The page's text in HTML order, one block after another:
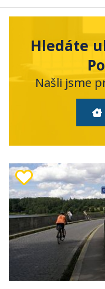
Hledáte
Našli jsme